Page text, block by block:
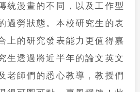
統漫畫的不同，以及工作型
過勞狀態。本校研究生的表
上的研究發表能力更值得嘉
生透過將近半年的論文英文
老師們的悉心教導，教授們